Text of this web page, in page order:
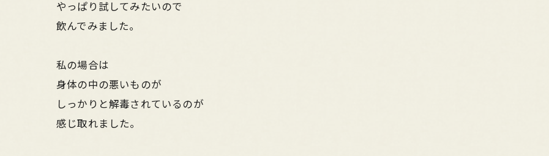
やっぱり試してみたいので
飲んでみました。
私の場合は
身体の中の悪いものが
しっかりと解毒されているのが
感じ取れました。